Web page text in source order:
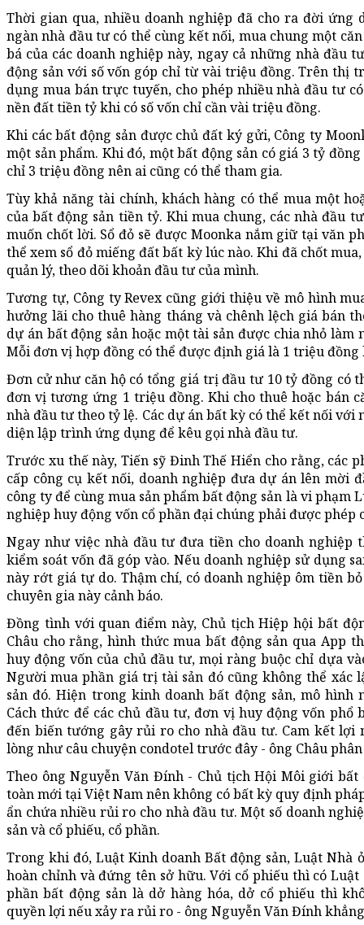
Thời gian qua, nhiều doanh nghiệp đã cho ra đời ứng
ngàn nhà đầu tư có thể cùng kết nối, mua chung một
bá của các doanh nghiệp này, ngay cả những nhà đầu
động sản với số vốn góp chỉ từ vài triệu đồng. Trên thị
dụng mua bán trực tuyến, cho phép nhiều nhà đầu tư
nền đất tiền tỷ khi có số vốn chỉ cần vài triệu đồng.
Khi các bất động sản được chủ đất ký gửi, Công ty
một sản phẩm. Khi đó, một bất động sản có giá 3 tỷ
chỉ 3 triệu đồng nên ai cũng có thể tham gia.
Tùy khả năng tài chính, khách hàng có thể mua một
của bất động sản tiền tỷ. Khi mua chung, các nhà đầu
muốn chốt lời. Sổ đỏ sẽ được Moonka nắm giữ tại văn
thể xem sổ đỏ miếng đất bất kỳ lúc nào. Khi đã chốt
quản lý, theo dõi khoản đầu tư của mình.
Tương tự, Công ty Revex cũng giới thiệu về mô hình
hưởng lãi cho thuê hàng tháng và chênh lệch giá bán
dự án bất động sản hoặc một tài sản được chia nhỏ
Mỗi đơn vị hợp đồng có thể được định giá là 1 triệu
Đơn cử như căn hộ có tổng giá trị đầu tư 10 tỷ đồng có
đơn vị tương ứng 1 triệu đồng. Khi cho thuê hoặc bán
nhà đầu tư theo tỷ lệ. Các dự án bất kỳ có thể kết nối
diện lập trình ứng dụng để kêu gọi nhà đầu tư.
Trước xu thế này, Tiến sỹ Đinh Thế Hiển cho rằng, các
cấp công cụ kết nối, doanh nghiệp đưa dự án lên mời
công ty để cùng mua sản phẩm bất động sản là vi phạm
nghiệp huy động vốn cổ phần đại chúng phải được phép
Ngay như việc nhà đầu tư đưa tiền cho doanh nghiệp
kiểm soát vốn đã góp vào. Nếu doanh nghiệp sử dụng
này rớt giá tự do. Thậm chí, có doanh nghiệp ôm tiền
chuyên gia này cảnh báo.
Đồng tình với quan điểm này, Chủ tịch Hiệp hội bất
Châu cho rằng, hình thức mua bất động sản qua App
huy động vốn của chủ đầu tư, mọi ràng buộc chỉ dựa
Người mua phần giá trị tài sản đó cũng không thể xác
sản đó. Hiện trong kinh doanh bất động sản, mô
Cách thức để các chủ đầu tư, đơn vị huy động vốn phổ
đến biến tướng gây rủi ro cho nhà đầu tư. Cam kết
lòng như câu chuyện condotel trước đây - ông Châu
Theo ông Nguyễn Văn Đính - Chủ tịch Hội Môi giới
toàn mới tại Việt Nam nên không có bất kỳ quy định
ẩn chứa nhiều rủi ro cho nhà đầu tư. Một số doanh
sản và cổ phiếu, cổ phần.
Trong khi đó, Luật Kinh doanh Bất động sản, Luật Nhà
hoàn chỉnh và đứng tên sở hữu. Với cổ phiếu thì có
phần bất động sản là dở hàng hóa, dở cổ phiếu thì
quyền lợi nếu xảy ra rủi ro - ông Nguyễn Văn Đính